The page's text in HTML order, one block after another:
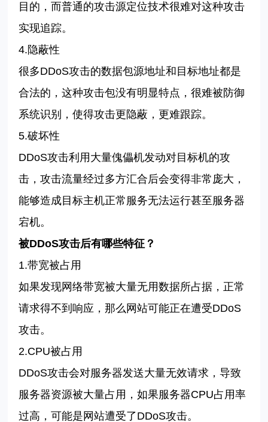
目的，而普通的攻击源定位技术很难对这种攻击
实现追踪。
4.隐蔽性
很多DDoS攻击的数据包源地址和目标地址都是
合法的，这种攻击包没有明显特点，很难被防御
系统识别，使得攻击更隐蔽，更难跟踪。
5.破坏性
DDoS攻击利用大量傀儡机发动对目标机的攻
击，攻击流量经过多方汇合后会变得非常庞大，
能够造成目标主机正常服务无法运行甚至服务器
宕机。
被DDoS攻击后有哪些特征？
1.带宽被占用
如果发现网络带宽被大量无用数据所占据，正常
请求得不到响应，那么网站可能正在遭受DDoS
攻击。
2.CPU被占用
DDoS攻击会对服务器发送大量无效请求，导致
服务器资源被大量占用，如果服务器CPU占用率
过高，可能是网站遭受了DDoS攻击。